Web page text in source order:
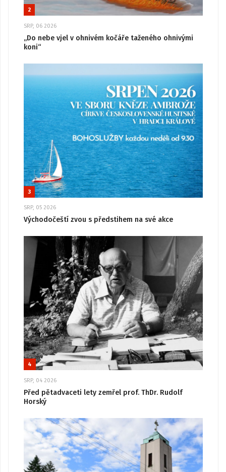
2
SRP, 06 2026
„Do nebe vjel v ohnivém kočáře taženého ohnivými
koni“
3
SRP, 05 2026
Východočeští zvou s předstihem na své akce
4
SRP, 04 2026
Před pětadvaceti lety zemřel prof. ThDr. Rudolf
Horský